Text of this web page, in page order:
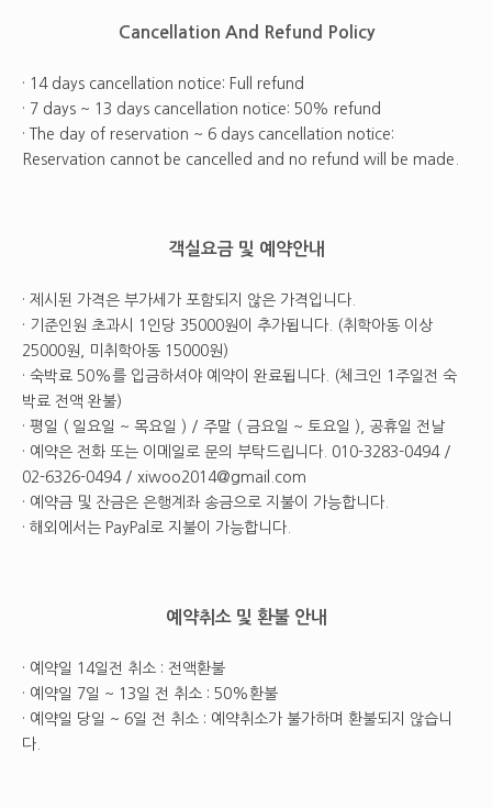
Cancellation And Refund Policy
· 14 days cancellation notice: Full refund
· 7 days ~ 13 days cancellation notice: 50% refund
· The day of reservation ~ 6 days cancellation notice:
Reservation cannot be cancelled and no refund will be made.
객실요금 및 예약안내
· 제시된 가격은 부가세가 포함되지 않은 가격입니다.
· 기준인원 초과시 1인당 35000원이 추가됩니다. (취학아동 이상
25000원, 미취학아동 15000원)
· 숙박료 50%를 입금하셔야 예약이 완료됩니다. (체크인 1주일전 숙
박료 전액 완불)
· 평일 ( 일요일 ~ 목요일 ) / 주말 ( 금요일 ~ 토요일 ), 공휴일 전날
· 예약은 전화 또는 이메일로 문의 부탁드립니다. 010-3283-0494 /
02-6326-0494 / xiwoo2014@gmail.com
· 예약금 및 잔금은 은행계좌 송금으로 지불이 가능합니다.
· 해외에서는 PayPal로 지불이 가능합니다.
예약취소 및 환불 안내
· 예약일 14일전 취소 : 전액환불
· 예약일 7일 ~ 13일 전 취소 : 50%환불
· 예약일 당일 ~ 6일 전 취소 : 예약취소가 불가하며 환불되지 않습니
다.